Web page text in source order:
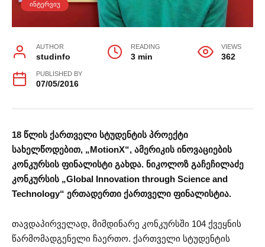
ᲘᲜᲢᲔᲠᲕᲘᲣ
AUTHOR
studinfo
READING
3 min
VIEWS
362
PUBLISHED BY
07/05/2016
18 წლის ქართველი სტუდენტის პროექტი
სახელწოდებით, „MotionX“, ამერიკის ინოვაციების
კონკურსის ფინალისტი გახდა. ნიკოლოზ გაჩეჩილაძე
კონკურსის „Global Innovation through Science and
Technology“ ერთადერთი ქართველი ფინალისტია.
თავდაპირველად, მიმდინარე კონკურსში 104 ქვეყნის
წარმომადგენელი ჩაერთო. ქართველი სტუდენტის